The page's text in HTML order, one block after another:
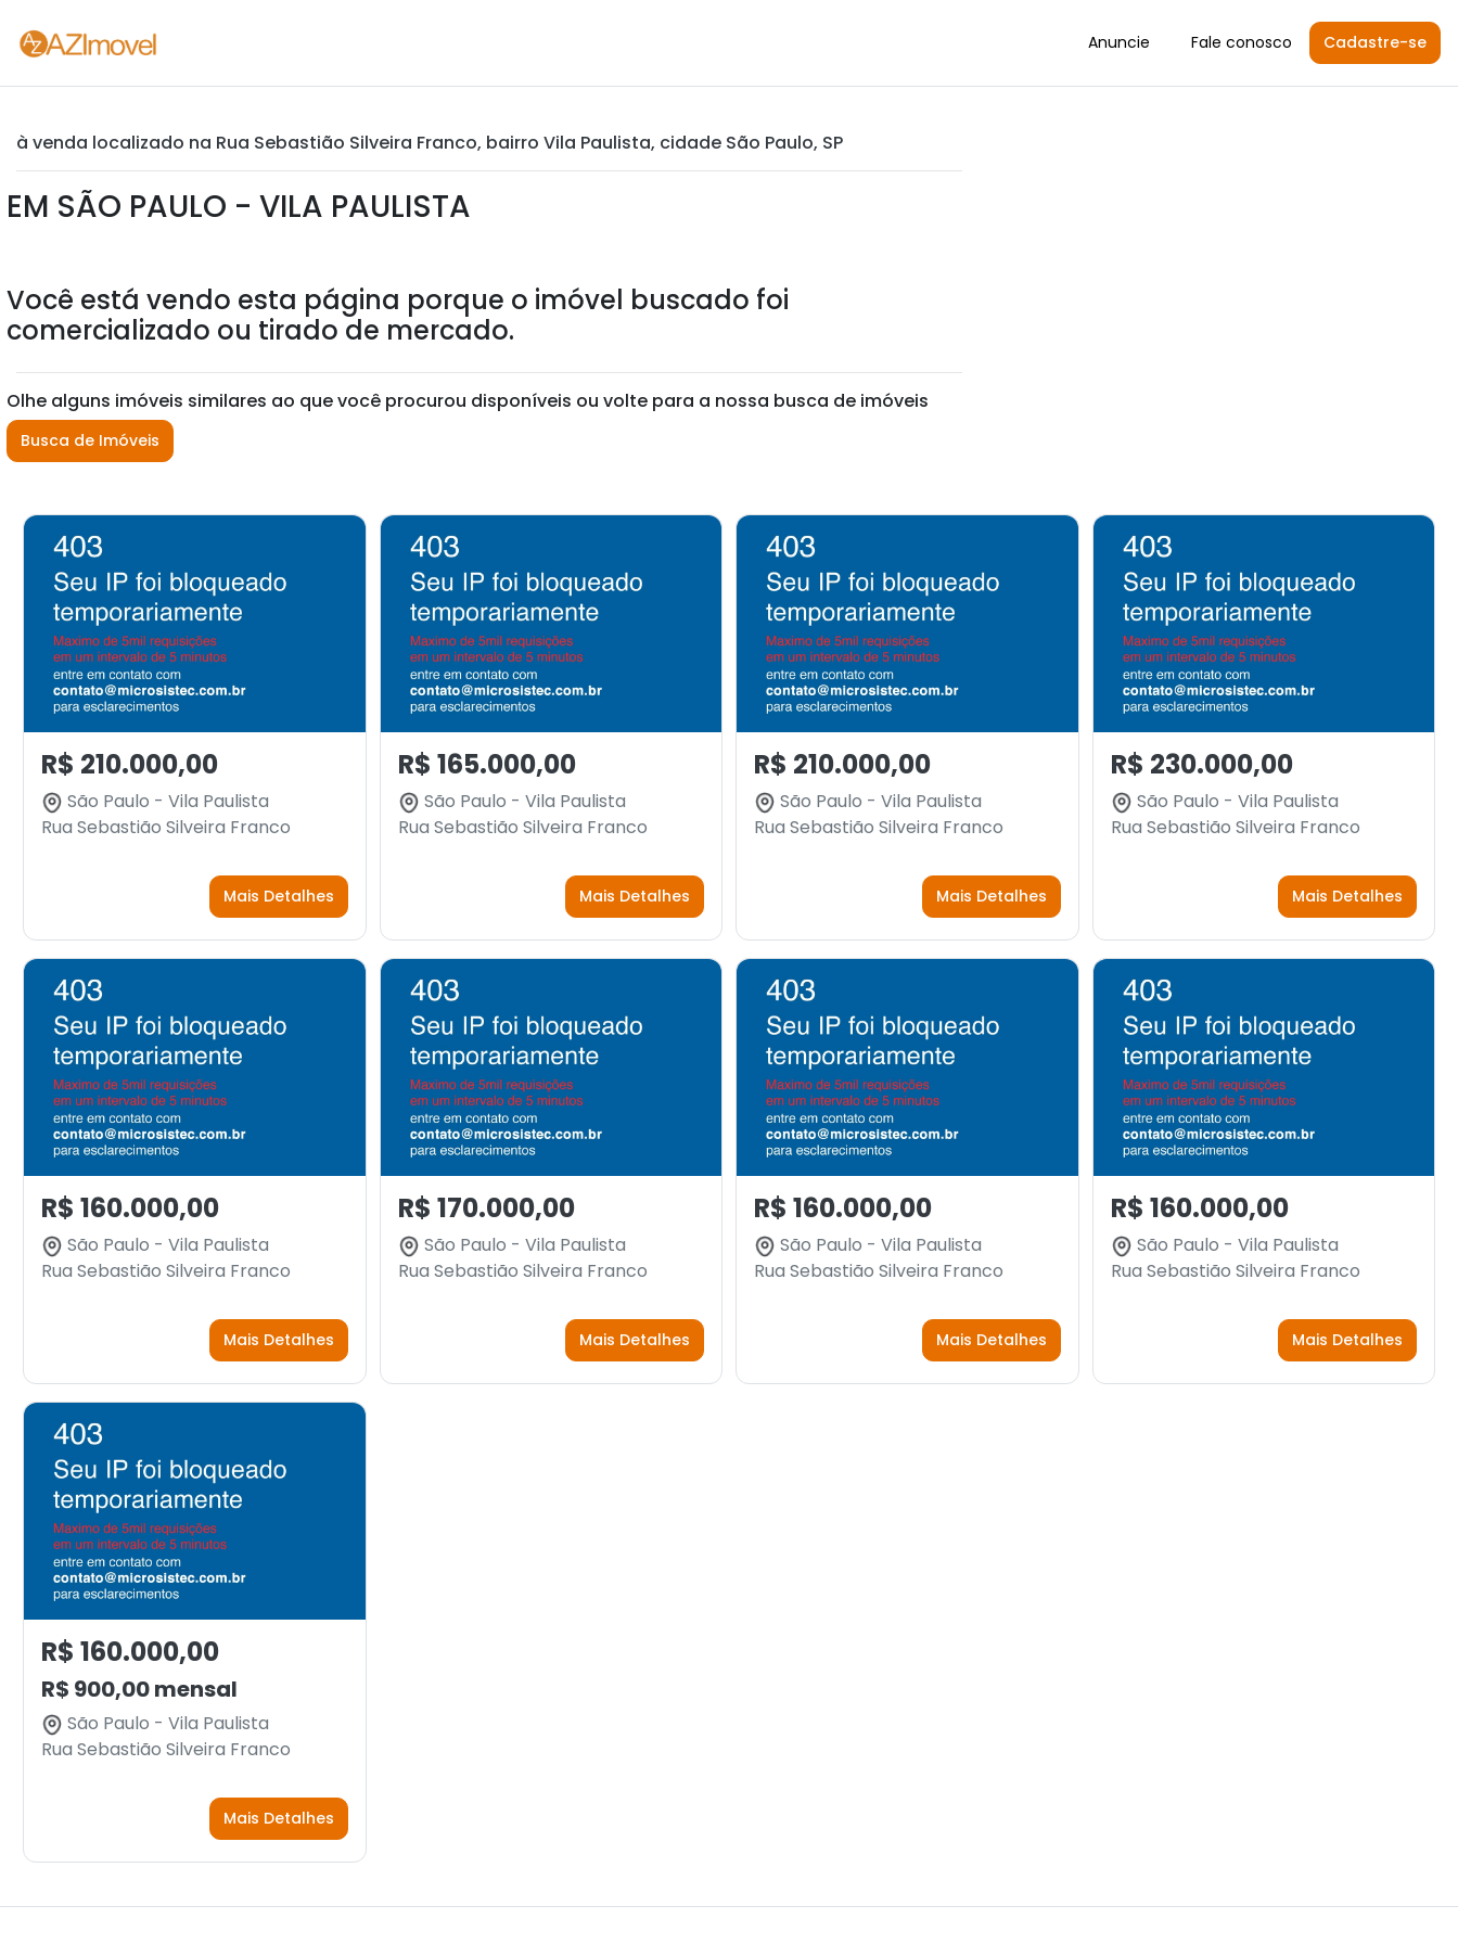
Anuncie Fale conosco Cadastre-se
à venda localizado na Rua Sebastião Silveira Franco, bairro Vila Paulista, cidade São Paulo, SP
EM SÃO PAULO - VILA PAULISTA
Você está vendo esta página porque o imóvel buscado foi
comercializado ou tirado de mercado.
Olhe alguns imóveis similares ao que você procurou disponíveis ou volte para a nossa busca de imóveis
Busca de Imóveis
R$ 210.000,00
São Paulo - Vila Paulista
Rua Sebastião Silveira Franco
Mais Detalhes
R$ 165.000,00
São Paulo - Vila Paulista
Rua Sebastião Silveira Franco
Mais Detalhes
R$ 210.000,00
São Paulo - Vila Paulista
Rua Sebastião Silveira Franco
Mais Detalhes
R$ 230.000,00
São Paulo - Vila Paulista
Rua Sebastião Silveira Franco
Mais Detalhes
R$ 160.000,00
São Paulo - Vila Paulista
Rua Sebastião Silveira Franco
Mais Detalhes
R$ 170.000,00
São Paulo - Vila Paulista
Rua Sebastião Silveira Franco
Mais Detalhes
R$ 160.000,00
São Paulo - Vila Paulista
Rua Sebastião Silveira Franco
Mais Detalhes
R$ 160.000,00
São Paulo - Vila Paulista
Rua Sebastião Silveira Franco
Mais Detalhes
R$ 160.000,00
R$ 900,00 mensal
São Paulo - Vila Paulista
Rua Sebastião Silveira Franco
Mais Detalhes